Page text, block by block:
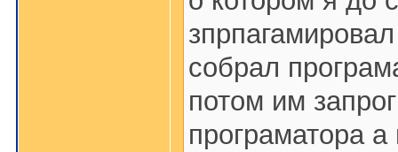
собрал
потом им
програматора